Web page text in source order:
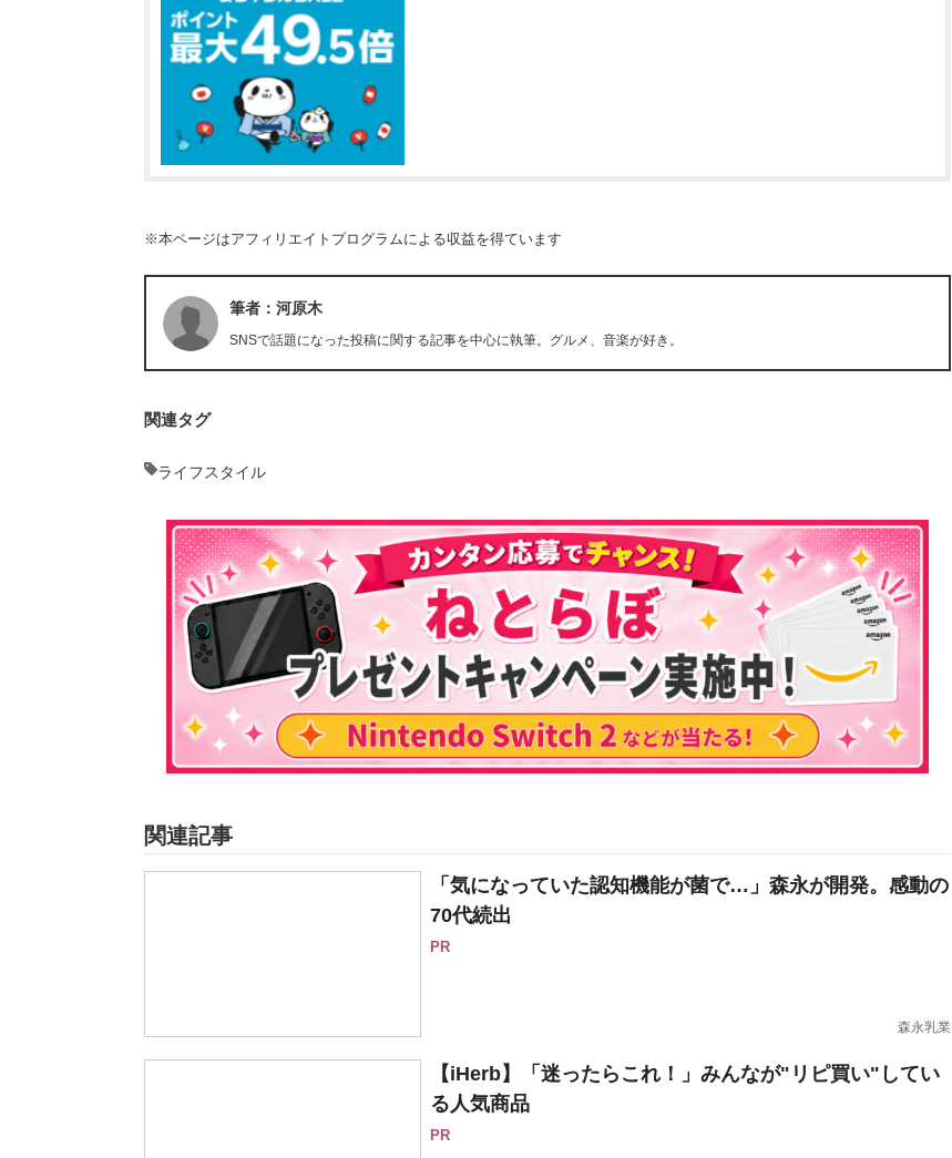
※本ページはアフィリエイトプログラムによる収益を得ています
筆者：河原木
SNSで話題になった投稿に関する記事を中心に執筆。グルメ、音楽が好き。
関連タグ
ライフスタイル
関連記事
「気になっていた認知機能が菌で…」森永が開発。感動の
70代続出
PR
森永乳業
【iHerb】「迷ったらこれ！」みんなが"リピ買い"してい
る人気商品
PR